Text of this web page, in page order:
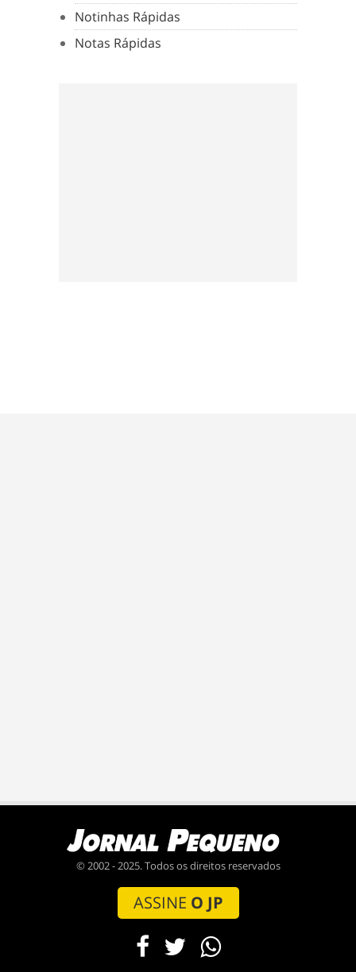
Notinhas Rápidas
Notas Rápidas
© 2002 - 2025. Todos os direitos reservados
ASSINE O JP